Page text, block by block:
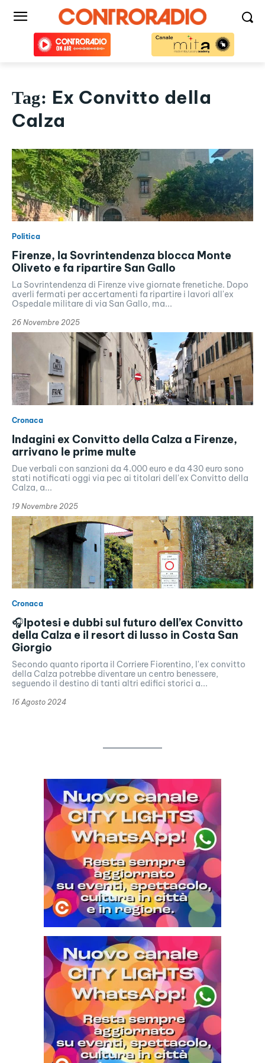
Tag: Ex Convitto della
Calza
Politica
Firenze, la Sovrintendenza blocca Monte
Oliveto e fa ripartire San Gallo
La Sovrintendenza di Firenze vive giornate frenetiche. Dopo
averli fermati per accertamenti fa ripartire i lavori all'ex
Ospedale militare di via San Gallo, ma...
26 Novembre 2025
Cronaca
Indagini ex Convitto della Calza a Firenze,
arrivano le prime multe
Due verbali con sanzioni da 4.000 euro e da 430 euro sono
stati notificati oggi via pec ai titolari dell'ex Convitto della
Calza, a...
19 Novembre 2025
Cronaca
🎧Ipotesi e dubbi sul futuro dell’ex Convitto
della Calza e il resort di lusso in Costa San
Giorgio
Secondo quanto riporta il Corriere Fiorentino, l'ex convitto
della Calza potrebbe diventare un centro benessere,
seguendo il destino di tanti altri edifici storici a...
16 Agosto 2024